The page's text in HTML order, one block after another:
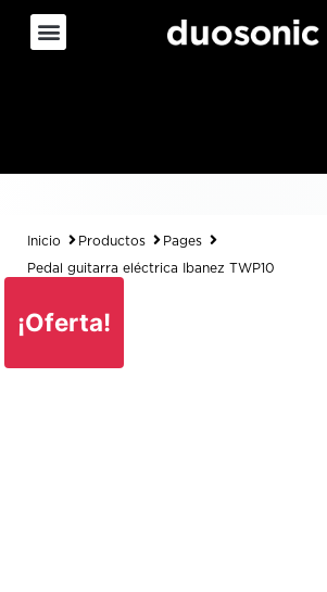
Inicio Productos Pages
Pedal guitarra eléctrica Ibanez TWP10
¡Oferta!